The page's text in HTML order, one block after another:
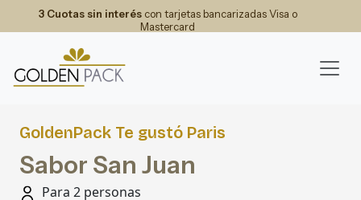
3 Cuotas sin interéscon tarjetas bancarizadas Visa o
Mastercard
GoldenPack Te gustó Paris
Sabor San Juan
Para 2 personas